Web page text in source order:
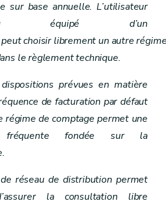
sur base annuelle. L’utilisateur
équipé d’un
choisir librement un autre
le règlement technique.
prévues en matière
de facturation par défaut
régime de comptage permet une
fréquente fondée sur la
réseau de distribution permet
la consultation libre